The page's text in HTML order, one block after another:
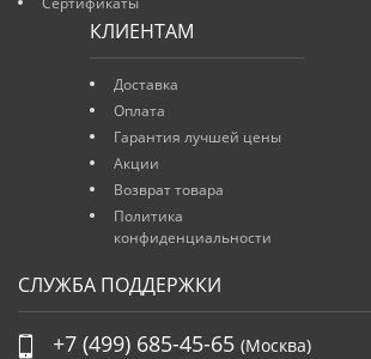
КЛИЕНТАМ
Доставка
Оплата
Гарантия лучшей цены
Акции
Возврат товара
Политика
конфиденциальности
СЛУЖБА ПОДДЕРЖКИ
+7 (499) 685-45-65 (Москва)